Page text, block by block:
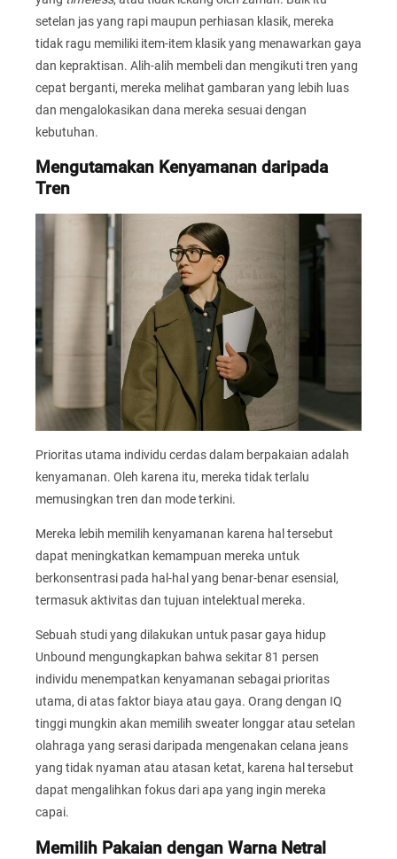
setelan jas yang rapi maupun perhiasan klasik, mereka
tidak ragu memiliki item-item klasik yang menawarkan gaya
dan kepraktisan. Alih-alih membeli dan mengikuti tren yang
cepat berganti, mereka melihat gambaran yang lebih luas
dan mengalokasikan dana mereka sesuai dengan
kebutuhan.
Mengutamakan Kenyamanan daripada
Tren
Prioritas utama individu cerdas dalam berpakaian adalah
kenyamanan. Oleh karena itu, mereka tidak terlalu
memusingkan tren dan mode terkini.
Mereka lebih memilih kenyamanan karena hal tersebut
dapat meningkatkan kemampuan mereka untuk
berkonsentrasi pada hal-hal yang benar-benar esensial,
termasuk aktivitas dan tujuan intelektual mereka.
Sebuah studi yang dilakukan untuk pasar gaya hidup
Unbound mengungkapkan bahwa sekitar 81 persen
individu menempatkan kenyamanan sebagai prioritas
utama, di atas faktor biaya atau gaya. Orang dengan IQ
tinggi mungkin akan memilih sweater longgar atau setelan
olahraga yang serasi daripada mengenakan celana jeans
yang tidak nyaman atau atasan ketat, karena hal tersebut
dapat mengalihkan fokus dari apa yang ingin mereka
capai.
Memilih Pakaian dengan Warna Netral